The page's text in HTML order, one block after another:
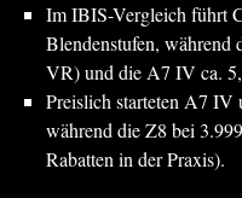
Im IBIS-Vergleich führt
Blendenstufen, während
VR) und die A7 IV ca.
Preislich starteten A7
während die Z8 bei
Rabatten in der Praxis).